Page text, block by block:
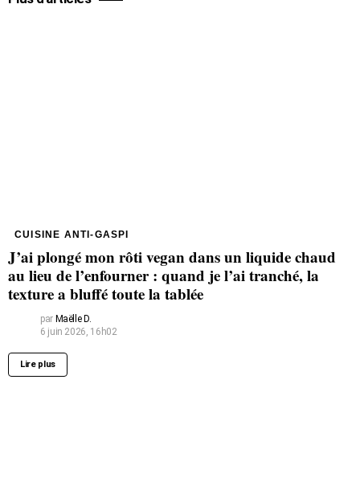
CUISINE ANTI-GASPI
J’ai plongé mon rôti vegan dans un liquide chaud
au lieu de l’enfourner : quand je l’ai tranché, la
texture a bluffé toute la tablée
par Maëlle D.
6 juin 2026, 16h02
Lire plus